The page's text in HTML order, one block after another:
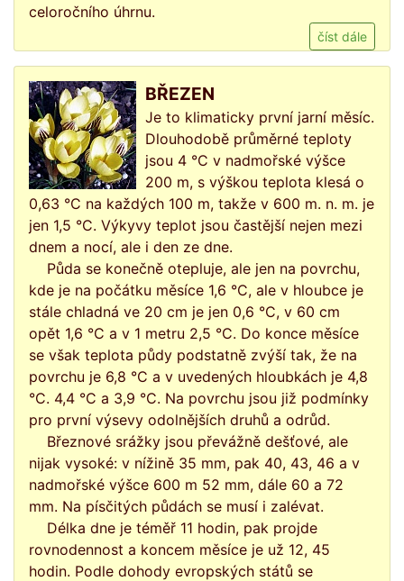
celoročního úhrnu.
číst dále
BŘEZEN
Je to klimaticky první jarní měsíc.
Dlouhodobě průměrné teploty
jsou 4 °C v nadmořské výšce
200 m, s výškou teplota klesá o
0,63 °C na každých 100 m, takže v 600 m. n. m. je
jen 1,5 °C. Výkyvy teplot jsou častější nejen mezi
dnem a nocí, ale i den ze dne.
Půda se konečně otepluje, ale jen na povrchu,
kde je na počátku měsíce 1,6 °C, ale v hloubce je
stále chladná ve 20 cm je jen 0,6 °C, v 60 cm
opět 1,6 °C a v 1 metru 2,5 °C. Do konce měsíce
se však teplota půdy podstatně zvýší tak, že na
povrchu je 6,8 °C a v uvedených hloubkách je 4,8
°C. 4,4 °C a 3,9 °C. Na povrchu jsou již podmínky
pro první výsevy odolnějších druhů a odrůd.
Březnové srážky jsou převážně dešťové, ale
nijak vysoké: v nížině 35 mm, pak 40, 43, 46 a v
nadmořské výšce 600 m 52 mm, dále 60 a 72
mm. Na písčitých půdách se musí i zalévat.
Délka dne je téměř 11 hodin, pak projde
rovnodennost a koncem měsíce je už 12, 45
hodin. Podle dohody evropských států se